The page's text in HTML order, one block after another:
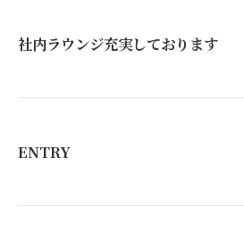
社内ラウンジ充実しております
ENTRY